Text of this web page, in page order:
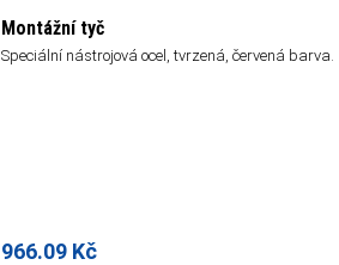
Montážní tyč
Speciální nástrojová ocel, tvrzená, červená barva.
966.09 Kč